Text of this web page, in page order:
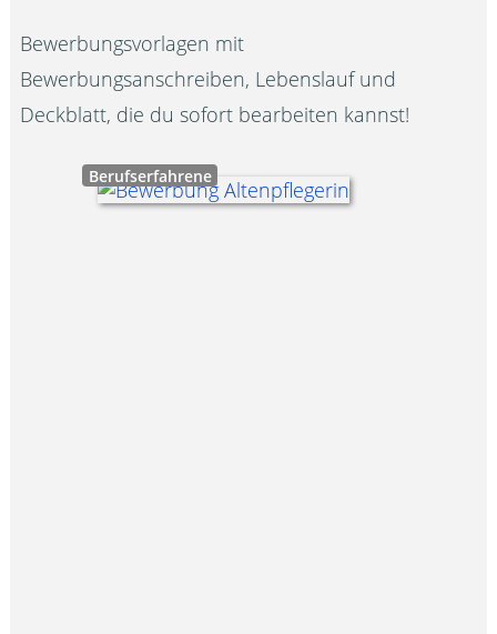
Bewerbungsvorlagen mit
Bewerbungsanschreiben, Lebenslauf und
Deckblatt, die du sofort bearbeiten kannst!
Berufserfahrene